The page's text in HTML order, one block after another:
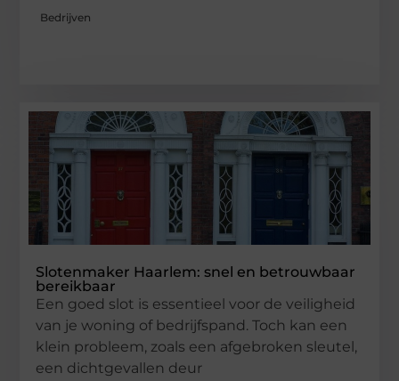
Bedrijven
Slotenmaker Haarlem: snel en betrouwbaar
bereikbaar
Een goed slot is essentieel voor de veiligheid
van je woning of bedrijfspand. Toch kan een
klein probleem, zoals een afgebroken sleutel,
een dichtgevallen deur